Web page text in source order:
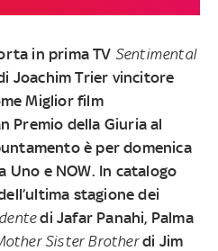
in prima TV Sentimental
Joachim Trier vincitore
Miglior film
Premio della Giuria al
è per domenica
Uno e NOW. In catalogo
stagione dei
di Jafar Panahi, Palma
Sister Brotherdi Jim